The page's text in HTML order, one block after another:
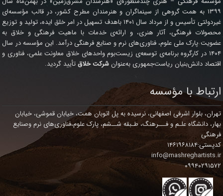
۱۳۹۹ به همت گروهی از سینماگران و هنرمندان مطرح کشور، در قالب مؤسسه‌ای
غیردولتی تأسیس و از مرداد سال ۱۴۰۱ باهدف تسهیل در امر خلق ایده، تولید و توزیع
محصولات فرهنگی، آثار هنری، و ارائه‌ی خدمات با ماهیت فرهنگی و خلاق به
عضویت پارک ملی علوم، فناوری‌های نرم و صنایع فرهنگی درآمد. این مؤسسه در سال
۱۴۰۴ در کارگروه برنامه‌ی توسعه‌ی زیست‌بوم واحدهای خلاق معاونت علمی، فناوری و
اقتصاد دانش‌بنیان ریاست‌جمهوری به‌عنوانشرکت خلاقتأیید گردید.
ارتباط با مؤسسه
تهران، بلوار اشرفی اصفهانی، نرسیده به پل اتوبان همت، خیابان قموشی، خیابان
بهار، دانشگاه علـم و فـــرهنگ، طـبقه شــشم، پارک علوم،فناوری‌های نرم وصنایع
فرهنگی
کدپستی:۱۴۶۱۹۶۸۱۸۴
info@mashreghartists.ir
۰۹۹۴۰۲۹۱۵۷۲